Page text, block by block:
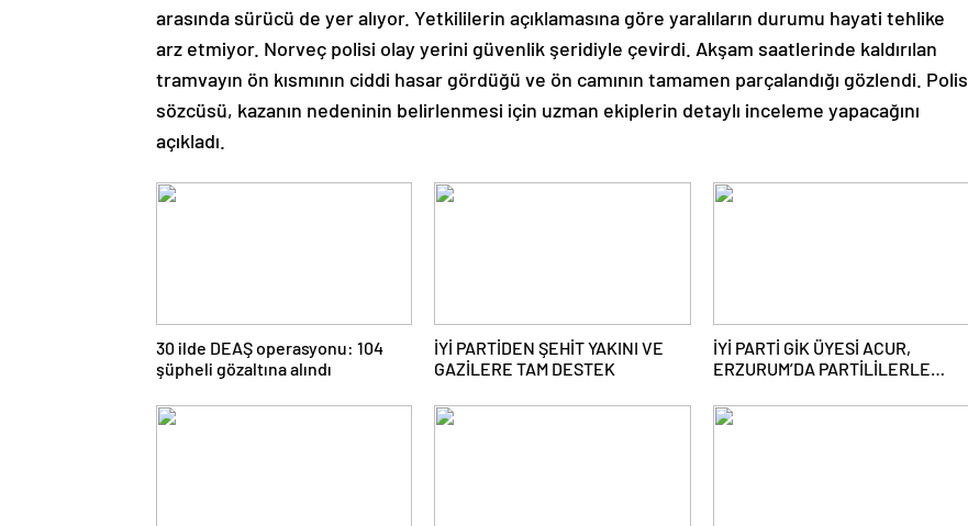
arasında sürücü de yer alıyor. Yetkililerin açıklamasına göre yaralıların durumu hayati tehlike
arz etmiyor. Norveç polisi olay yerini güvenlik şeridiyle çevirdi. Akşam saatlerinde kaldırılan
tramvayın ön kısmının ciddi hasar gördüğü ve ön camının tamamen parçalandığı gözlendi. Polis
sözcüsü, kazanın nedeninin belirlenmesi için uzman ekiplerin detaylı inceleme yapacağını
açıkladı.
30 ilde DEAŞ operasyonu: 104
şüpheli gözaltına alındı
İYİ PARTİDEN ŞEHİT YAKINI VE
GAZİLERE TAM DESTEK
İYİ PARTİ GİK ÜYESİ ACUR,
ERZURUM’DA PARTİLİLERLE